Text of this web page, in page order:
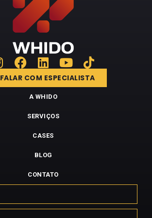
FALAR COM ESPECIALISTA
A WHIDO
SERVIÇOS
CASES
BLOG
CONTATO